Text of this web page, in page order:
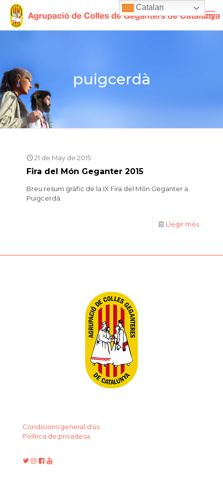
puigcerdà
21 de May de 2015
Fira del Món Geganter 2015
Breu resum gràfic de la IX Fira del Món Geganter a
Puigcerdà.
Llegir més
Condicions general d'ús.
Política de privadesa.
Catalan